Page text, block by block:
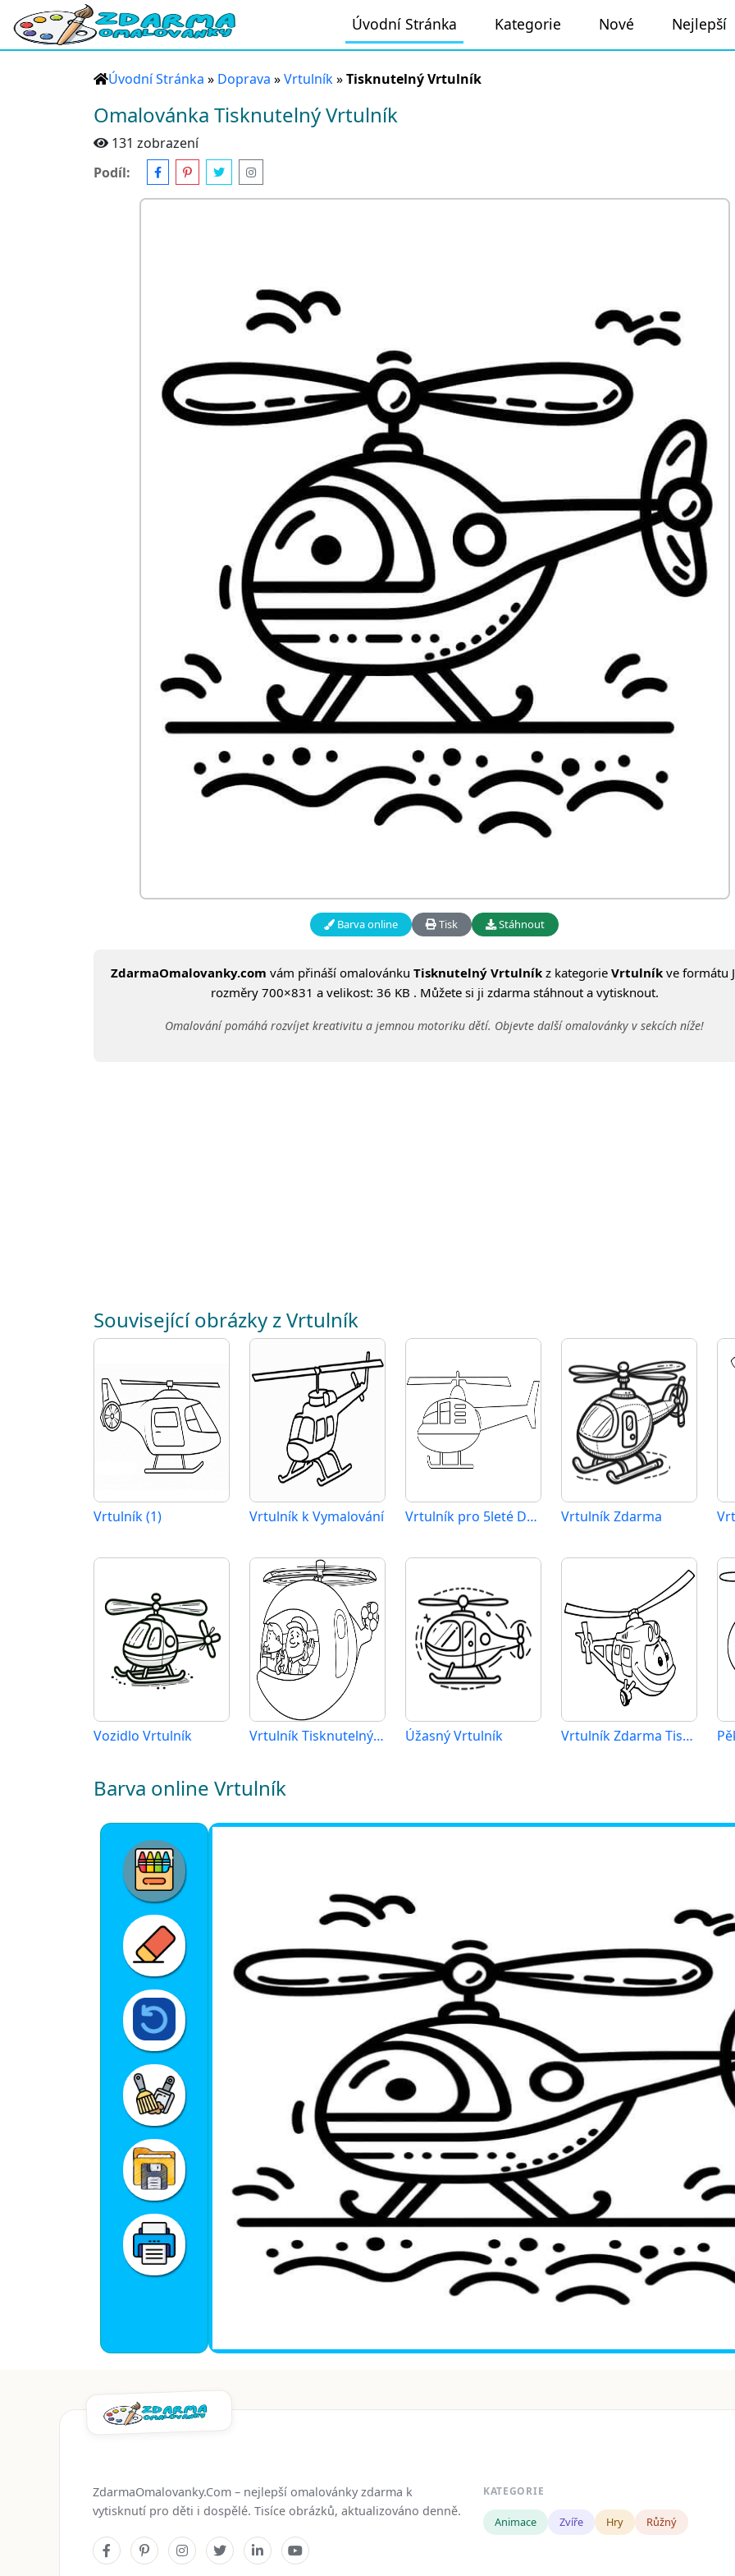
Úvodní Stránka Kategorie Nové Nejlepší
Úvodní Stránka » Doprava »Vrtulník»Tisknutelný Vrtulník
Omalovánka Tisknutelný Vrtulník
131 zobrazení
Podíl:
Barva online Tisk Stáhnout
ZdarmaOmalovanky.com vám přináší omalovánku Tisknutelný Vrtulník z kategorie Vrtulník ve formátu
rozměry 700×831 a velikost: 36 KB . Můžete si ji zdarma stáhnout a vytisknout.
Omalování pomáhá rozvíjet kreativitu a jemnou motoriku dětí. Objevte další omalovánky v sekcích níže!
Související obrázky z Vrtulník
Vrtulník (1) Vrtulník k Vymalování Vrtulník pro 5leté Děti Vrtulník Zdarma
Vozidlo Vrtulník Vrtulník Tisknutelný Zdarma Úžasný Vrtulník Vrtulník Zdarma Tisknutelný
Barva online Vrtulník
ZdarmaOmalovanky.Com – nejlepší omalovánky zdarma k
vytisknutí pro děti i dospělé. Tisíce obrázků, aktualizováno denně.
KATEGORIE
Animace Zvíře Hry Růžný